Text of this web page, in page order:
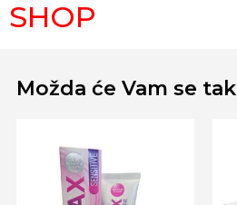
SHOP
Možda će Vam se